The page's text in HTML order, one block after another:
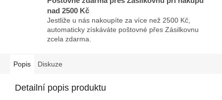
nad 2500 Kč
Jestliže u nás nakoupíte za více než 2500 Kč,
automaticky získáváte poštovné přes Zásilkovnu
zcela zdarma.
Popis Diskuze
Detailní popis produktu